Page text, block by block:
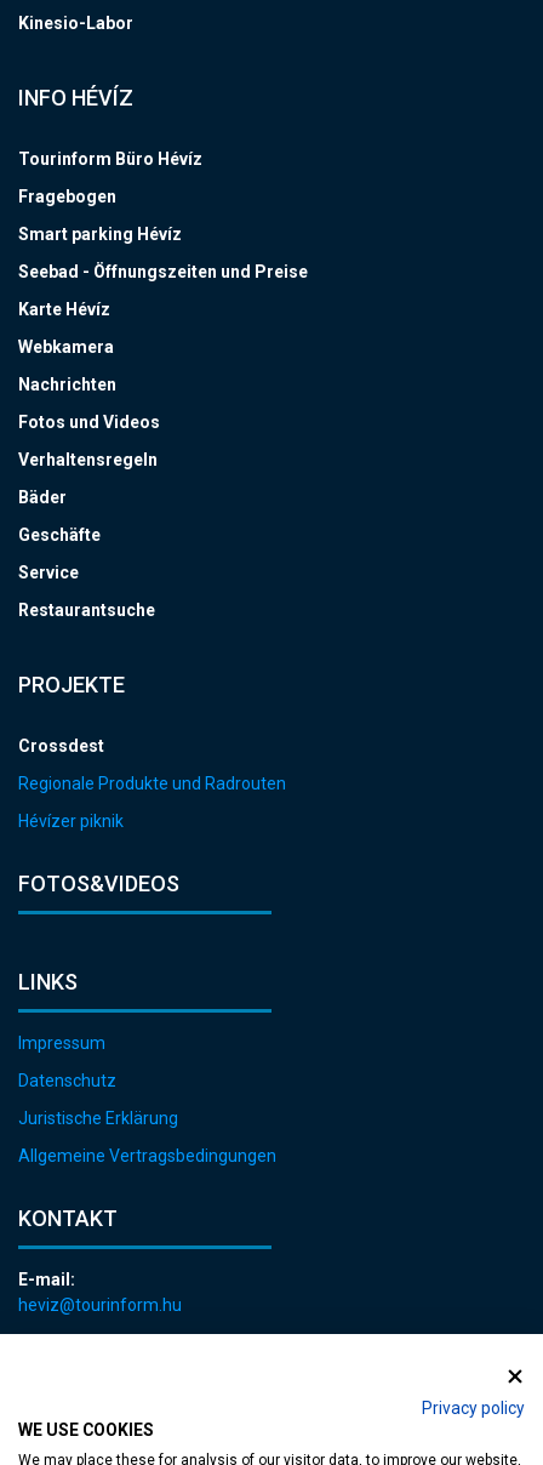
Privacy policy
WE USE COOKIES
We may place these for analysis of our visitor data, to improve our website,
Kinesio-Labor
INFO HÉVÍZ
Tourinform Büro Hévíz
Fragebogen
Smart parking Hévíz
Seebad - Öffnungszeiten und Preise
Karte Hévíz
Webkamera
Nachrichten
Fotos und Videos
Verhaltensregeln
Bäder
Geschäfte
Service
Restaurantsuche
PROJEKTE
Crossdest
Regionale Produkte und Radrouten
Hévízer piknik
FOTOS&VIDEOS
LINKS
Impressum
Datenschutz
Juristische Erklärung
Allgemeine Vertragsbedingungen
KONTAKT
E-mail:
heviz@tourinform.hu